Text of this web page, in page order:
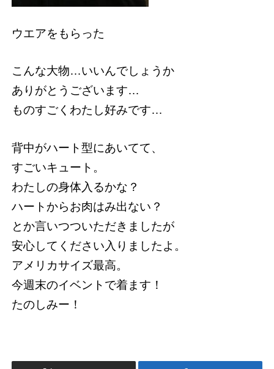
ウエアをもらった
こんな大物…いいんでしょうか
ありがとうございます…
ものすごくわたし好みです…
背中がハート型にあいてて、
すごいキュート。
わたしの身体入るかな？
ハートからお肉はみ出ない？
とか言いつついただきましたが
安心してください入りましたよ。
アメリカサイズ最高。
今週末のイベントで着ます！
たのしみー！